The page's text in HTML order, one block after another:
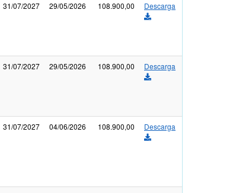
31/07/2027 29/05/2026 108.900,00 Descarga
31/07/2027 29/05/2026 108.900,00 Descarga
31/07/2027 04/06/2026 108.900,00 Descarga